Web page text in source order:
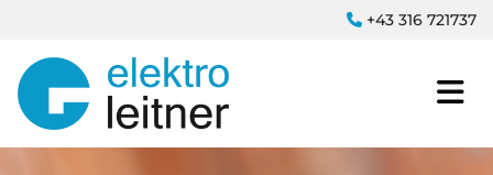
 +43 316 721737